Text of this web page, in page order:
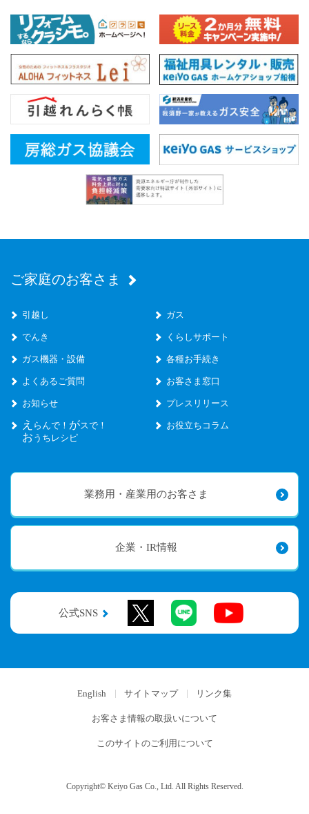
ご家庭のお客さま
引越し ガス
でんき くらしサポート
ガス機器・設備 各種お手続き
よくあるご質問 お客さま窓口
お知らせ プレスリリース
え らんで！ がスで！
お うちレシピ
お役立ちコラム
業務用・産業用のお客さま
企業・IR情報
公式SNS
English サイトマップ リンク集
お客さま情報の取扱いについて
このサイトのご利用について
Copyright© Keiyo Gas Co., Ltd. All Rights Reserved.